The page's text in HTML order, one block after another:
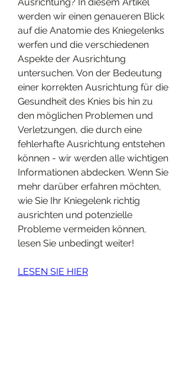
werden wir einen genaueren Blick
auf die Anatomie des Kniegelenks
werfen und die verschiedenen
Aspekte der Ausrichtung
untersuchen. Von der Bedeutung
einer korrekten Ausrichtung für die
Gesundheit des Knies bis hin zu
den möglichen Problemen und
Verletzungen, die durch eine
fehlerhafte Ausrichtung entstehen
können - wir werden alle wichtigen
Informationen abdecken. Wenn Sie
mehr darüber erfahren möchten,
wie Sie Ihr Kniegelenk richtig
ausrichten und potenzielle
Probleme vermeiden können,
lesen Sie unbedingt weiter!
LESEN SIE HIER